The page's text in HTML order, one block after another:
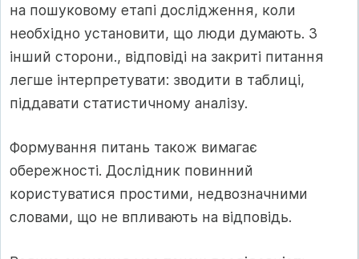
на пошуковому етапі дослідження, коли
необхідно установити, що люди думають. З
інший сторони., відповіді на закриті питання
легше інтерпретувати: зводити в таблиці,
піддавати статистичному аналізу.
Формування питань також вимагає
обережності. Дослідник повинний
користуватися простими, недвозначними
словами, що не впливають на відповідь.